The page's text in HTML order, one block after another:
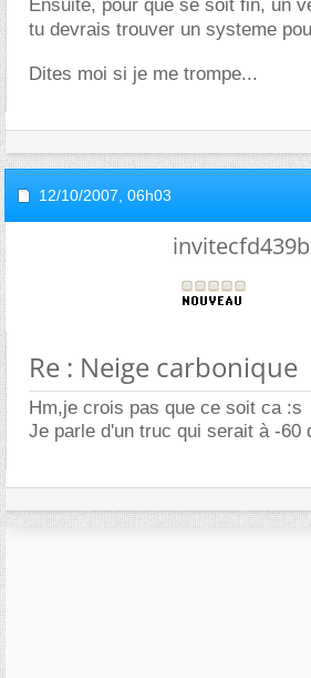
Ensuite, pour que se soit fin, un
tu devrais trouver un systeme
Dites moi si je me trompe...
12/10/2007, 06h03
Re : Neige carbonique
Hm,je crois pas que ce soit ca :s
Je parle d'un truc qui serait à -60